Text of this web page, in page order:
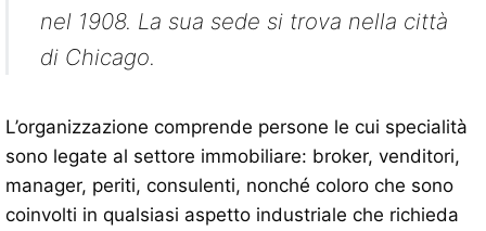
nel 1908. La sua sede si trova nella città
di Chicago.
L’organizzazione comprende persone le cui specialità
sono legate al settore immobiliare: broker, venditori,
manager, periti, consulenti, nonché coloro che sono
coinvolti in qualsiasi aspetto industriale che richieda